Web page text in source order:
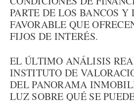
PARTE DE LOS BANCOS
FAVORABLE QUE
FIJOS DE INTERÉS.
EL ÚLTIMO ANÁLISIS
INSTITUTO DE
DEL PANORAMA
LUZ SOBRE QUÉ SE